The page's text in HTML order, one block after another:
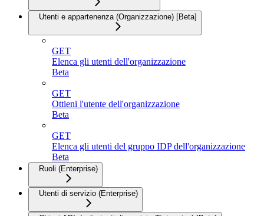
Utenti e appartenenza (Organizzazione) [Beta]
GET
Elenca gli utenti dell'organizzazione
Beta
GET
Ottieni l'utente dell'organizzazione
Beta
GET
Elenca gli utenti del gruppo IDP dell'organizzazione
Beta
Ruoli (Enterprise)
Utenti di servizio (Enterprise)